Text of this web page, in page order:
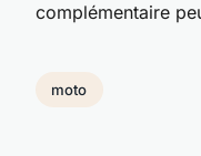
complémentaire
moto